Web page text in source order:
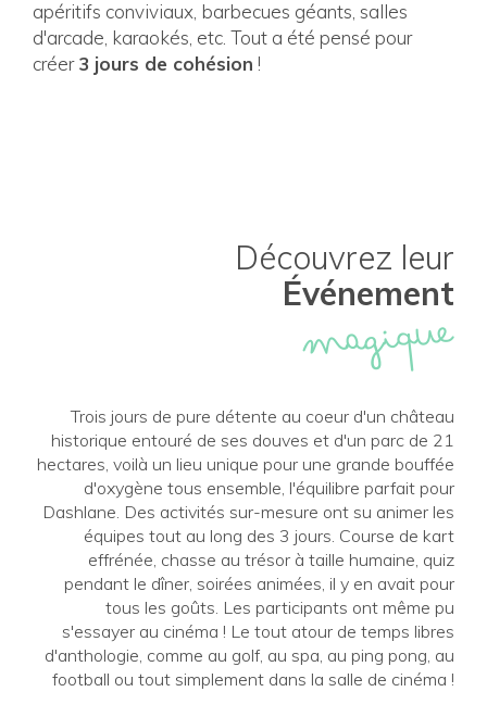
apéritifs conviviaux, barbecues géants, salles
d'arcade, karaokés, etc. Tout a été pensé pour
créer3 jours de cohésion !
Découvrez leur
Événement
magique
Trois jours de pure détente au coeur d'un château
historique entouré de ses douves et d'un parc de 21
hectares, voilà un lieu unique pour une grande bouffée
d'oxygène tous ensemble, l'équilibre parfait pour
Dashlane. Des activités sur-mesure ont su animer les
équipes tout au long des 3 jours. Course de kart
effrénée, chasse au trésor à taille humaine, quiz
pendant le dîner, soirées animées, il y en avait pour
tous les goûts. Les participants ont même pu
s'essayer au cinéma ! Le tout atour de temps libres
d'anthologie, comme au golf, au spa, au ping pong, au
football ou tout simplement dans la salle de cinéma !